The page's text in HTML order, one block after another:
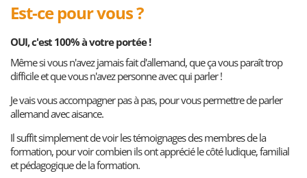
Est-ce pour vous ?
OUI, c'est 100% à votre portée !
Même si vous n'avez jamais fait d'allemand, que ça vous paraît trop
difficile et que vous n'avez personne avec qui parler !
Je vais vous accompagner pas à pas, pour vous permettre de parler
allemand avec aisance.
Il suffit simplement de voir les témoignages des membres de la
formation, pour voir combien ils ont apprécié le côté ludique, familial
et pédagogique de la formation.